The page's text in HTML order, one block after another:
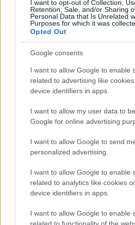
I want to opt-out of Collection,
Retention, Sale, and/or Sharing
Personal Data that Is Unrelated
Purposes for which it was
Opted Out
Google consents
I want to allow Google to enable
related to advertising like
device identifiers in apps.
I want to allow my user data to
Google for online advertising
I want to allow Google to send
personalized advertising.
I want to allow Google to enable
related to analytics like cookies
device identifiers in apps.
I want to allow Google to enable
védettség alá; többnyire lakóházak
védetté nyilvánított műemlékek
szobor és magtár is. Korábban tíz
épületet sem vontak védelem alá,
három-négy esztendőben.
A Nemzetközi Műemléki Napon civil
Parlamentben, miután az idei
műemlékvédelem és a civil
adják át az ICOMOS Magyar
műemlékvédelmi díját és Citrom-
örökségvédelem terén végzett
ban a Műemlékek Országos
Forster Gyuláról elnevezett díjat,
Dezső sajtódíjat. (Dercsényi Dezső
világháború utáni magyar